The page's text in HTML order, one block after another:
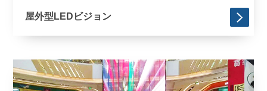
屋外型LEDビジョン